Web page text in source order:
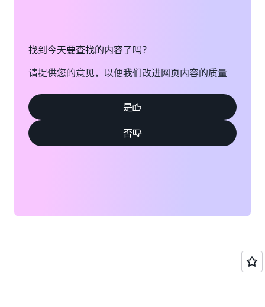
找到今天要查找的内容了吗？
请提供您的意见，以便我们改进网页内容的质量
是
否